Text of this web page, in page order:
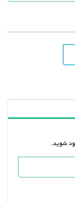
شوید.